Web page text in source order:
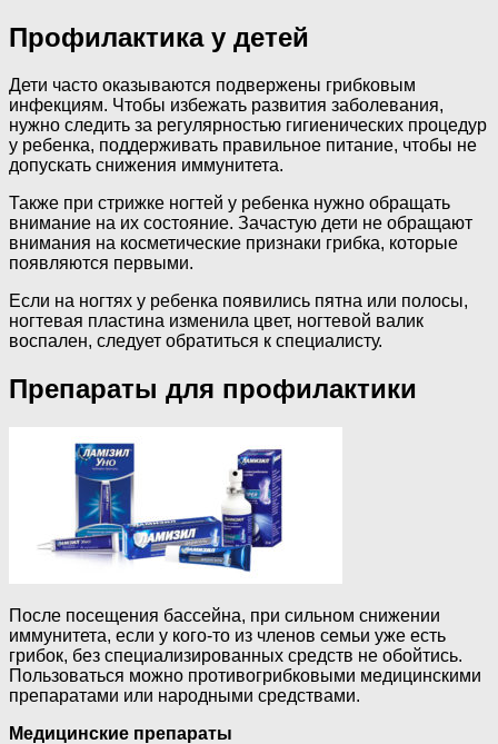
Профилактика у детей
Дети часто оказываются подвержены грибковым
инфекциям. Чтобы избежать развития заболевания,
нужно следить за регулярностью гигиенических процедур
у ребенка, поддерживать правильное питание, чтобы не
допускать снижения иммунитета.
Также при стрижке ногтей у ребенка нужно обращать
внимание на их состояние. Зачастую дети не обращают
внимания на косметические признаки грибка, которые
появляются первыми.
Если на ногтях у ребенка появились пятна или полосы,
ногтевая пластина изменила цвет, ногтевой валик
воспален, следует обратиться к специалисту.
Препараты для профилактики
После посещения бассейна, при сильном снижении
иммунитета, если у кого-то из членов семьи уже есть
грибок, без специализированных средств не обойтись.
Пользоваться можно противогрибковыми медицинскими
препаратами или народными средствами.
Медицинские препараты